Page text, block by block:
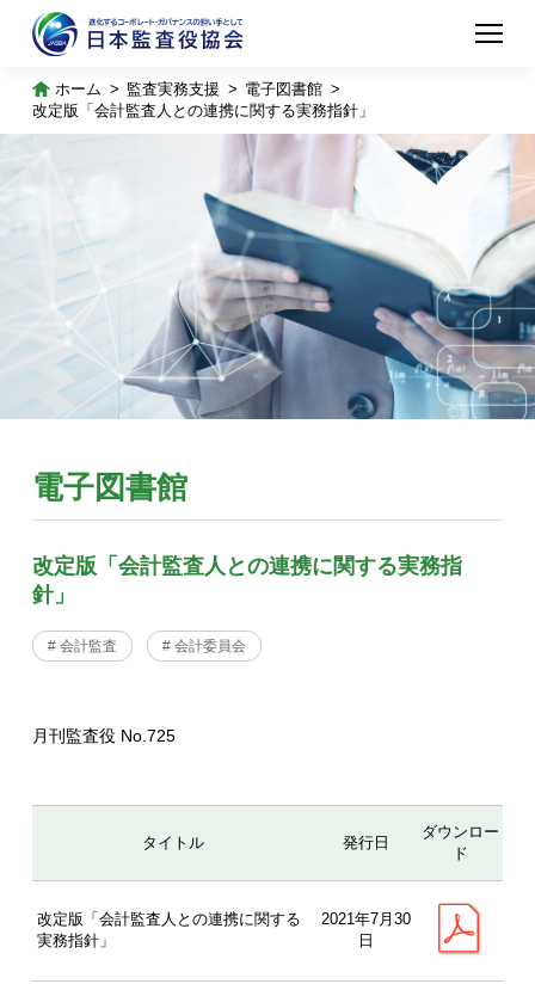
ホーム 監査実務支援
電子図書館
改定版「会計監査人との連携に関する実務指針」
電子図書館
改定版「会計監査人との連携に関する実務指
針」
# 会計監査 # 会計委員会
月刊監査役 No.725
タイトル 発行日
ダウンロー
ド
改定版「会計監査人との連携に関する
実務指針」
2021年7月30
日